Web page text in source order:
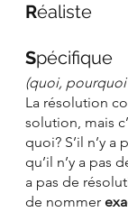
Réaliste
Spécifique
(quoi,
La résolution
solution, mais
quoi? S’il n’y a
qu’il n’y a pas
a pas de
de nommer